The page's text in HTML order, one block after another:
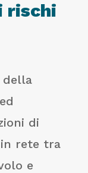
rischi
della
di
rete tra
e